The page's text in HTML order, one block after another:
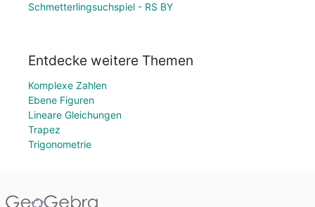
Schmetterlingsuchspiel - RS BY
Entdecke weitere Themen
Komplexe Zahlen
Ebene Figuren
Lineare Gleichungen
Trapez
Trigonometrie